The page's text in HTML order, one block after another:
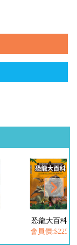
恐龍大百科
會員價:$225